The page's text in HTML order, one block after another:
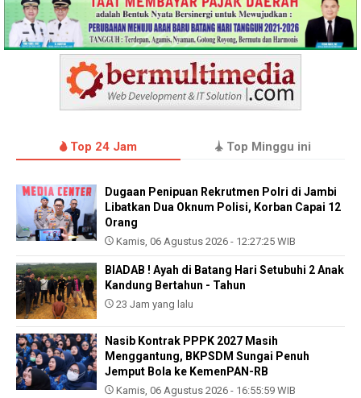
Top 24 Jam Top Minggu ini
Dugaan Penipuan Rekrutmen Polri di Jambi
Libatkan Dua Oknum Polisi, Korban Capai 12
Orang
Kamis, 06 Agustus 2026 - 12:27:25 WIB
BIADAB ! Ayah di Batang Hari Setubuhi 2 Anak
Kandung Bertahun - Tahun
23 Jam yang lalu
Nasib Kontrak PPPK 2027 Masih
Menggantung, BKPSDM Sungai Penuh
Jemput Bola ke KemenPAN-RB
Kamis, 06 Agustus 2026 - 16:55:59 WIB